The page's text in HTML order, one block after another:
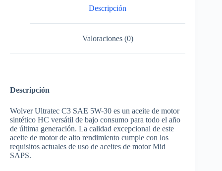
Descripción
Valoraciones (0)
Descripción
Wolver Ultratec C3 SAE 5W-30 es un aceite de motor
sintético HC versátil de bajo consumo para todo el año
de última generación. La calidad excepcional de este
aceite de motor de alto rendimiento cumple con los
requisitos actuales de uso de aceites de motor Mid
SAPS.